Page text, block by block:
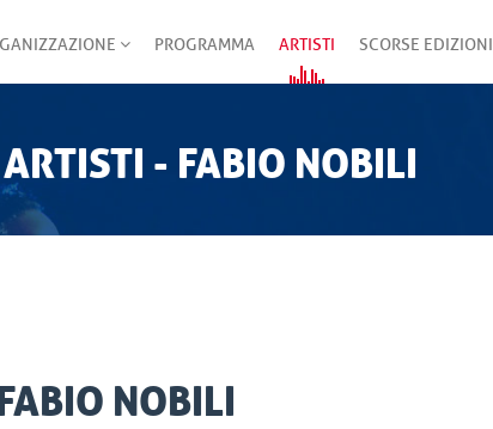
PROGRAMMA ARTISTI SCORSE EDIZIONI
ARTISTI - FABIO NOBILI
NOBILI